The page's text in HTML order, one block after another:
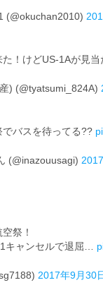
(@okuchan2010)
た！けどUS-1Aが見
) (@tyatsumi_824A)
でバスを待ってる??
(@inazouusagi)
祭！
キャンセルで退屈…
2017年9月30